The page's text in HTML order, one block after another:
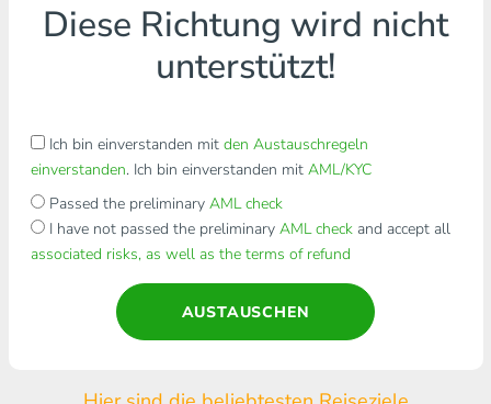
Diese Richtung wird nicht
unterstützt!
Ich bin einverstanden mit den Austauschregeln
einverstanden. Ich bin einverstanden mit AML/KYC
Passed the preliminary AML check
I have not passed the preliminary AML checkand accept all
associated risks, as well as the terms of refund
AUSTAUSCHEN